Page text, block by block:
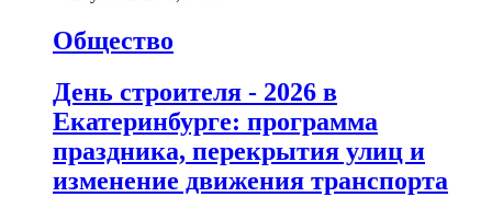
Общество
День строителя - 2026 в
Екатеринбурге: программа
праздника, перекрытия улиц и
изменение движения транспорта